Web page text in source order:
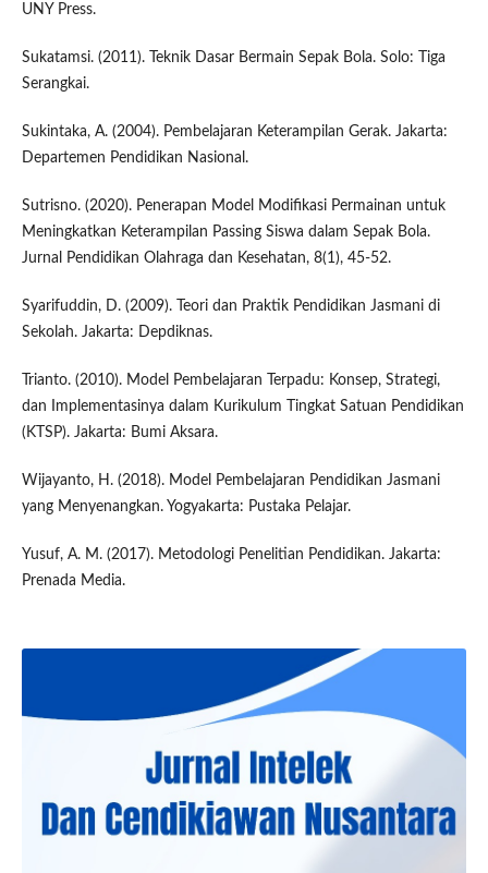
UNY Press.
Sukatamsi. (2011). Teknik Dasar Bermain Sepak Bola. Solo: Tiga
Serangkai.
Sukintaka, A. (2004). Pembelajaran Keterampilan Gerak. Jakarta:
Departemen Pendidikan Nasional.
Sutrisno. (2020). Penerapan Model Modifikasi Permainan untuk
Meningkatkan Keterampilan Passing Siswa dalam Sepak Bola.
Jurnal Pendidikan Olahraga dan Kesehatan, 8(1), 45-52.
Syarifuddin, D. (2009). Teori dan Praktik Pendidikan Jasmani di
Sekolah. Jakarta: Depdiknas.
Trianto. (2010). Model Pembelajaran Terpadu: Konsep, Strategi,
dan Implementasinya dalam Kurikulum Tingkat Satuan Pendidikan
(KTSP). Jakarta: Bumi Aksara.
Wijayanto, H. (2018). Model Pembelajaran Pendidikan Jasmani
yang Menyenangkan. Yogyakarta: Pustaka Pelajar.
Yusuf, A. M. (2017). Metodologi Penelitian Pendidikan. Jakarta:
Prenada Media.